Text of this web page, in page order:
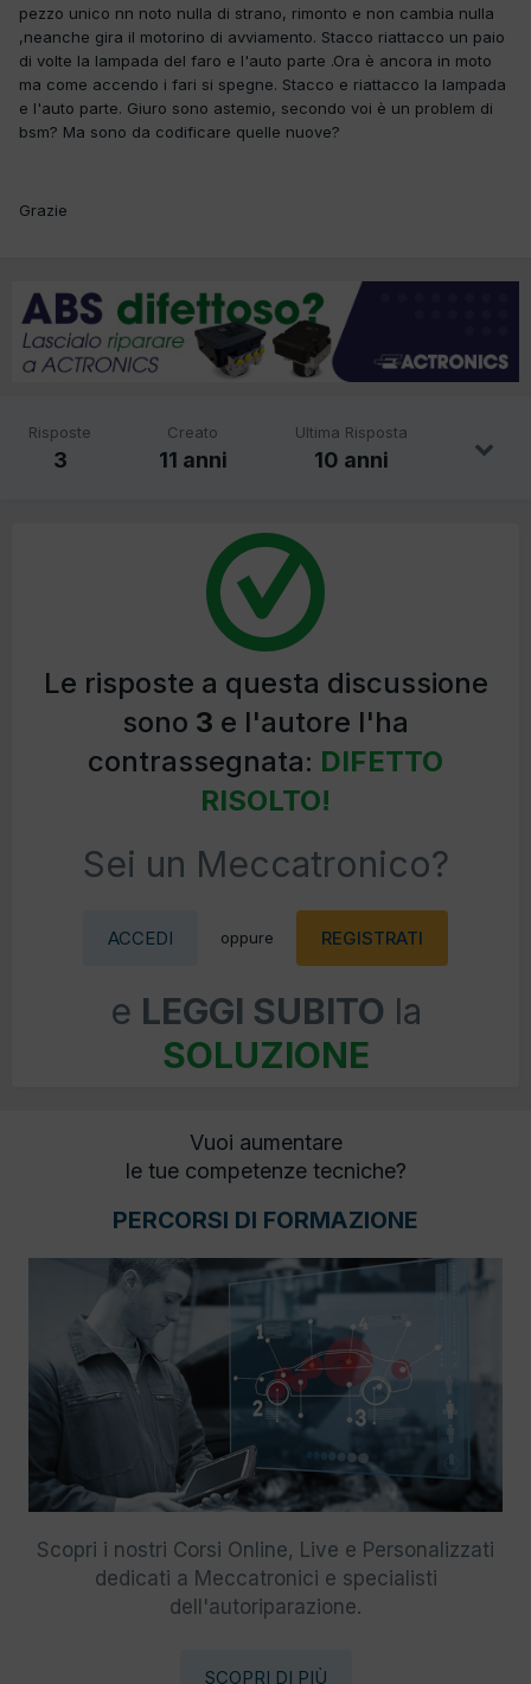
pezzo unico nn noto nulla di strano, rimonto e non cambia nulla
,neanche gira il motorino di avviamento. Stacco riattacco un paio
di volte la lampada del faro e l'auto parte .Ora è ancora in moto
ma come accendo i fari si spegne. Stacco e riattacco la lampada
e l'auto parte. Giuro sono astemio, secondo voi è un problem di
bsm? Ma sono da codificare quelle nuove?
Grazie
Risposte
3
Creato
11 anni
Ultima Risposta
10 anni
Le risposte a questa discussione
sono 3 e l'autore l'ha
contrassegnata: DIFETTO
RISOLTO!
Sei un Meccatronico?
ACCEDI oppure REGISTRATI
e LEGGI SUBITO la
SOLUZIONE
Vuoi aumentare
le tue competenze tecniche?
PERCORSI DI FORMAZIONE
Scopri i nostri Corsi Online, Live e Personalizzati
dedicati a Meccatronici e specialisti
dell'autoriparazione.
SCOPRI DI PIÙ